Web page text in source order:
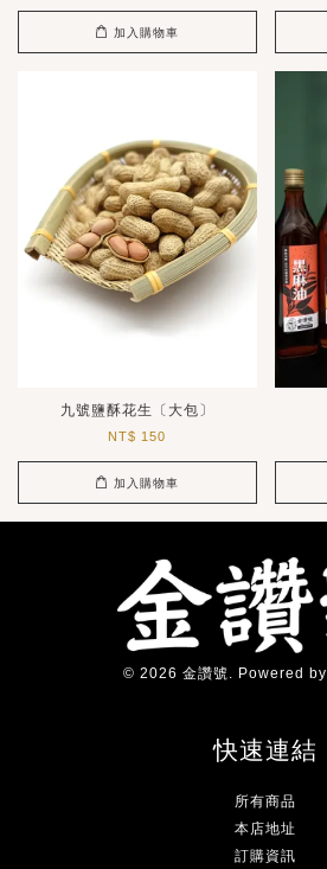
加入購物車
九號鹽酥花生〔大包〕
NT$ 150
加入購物車
© 2026 金讚號. Powered by
快速連結
所有商品
本店地址
訂購資訊